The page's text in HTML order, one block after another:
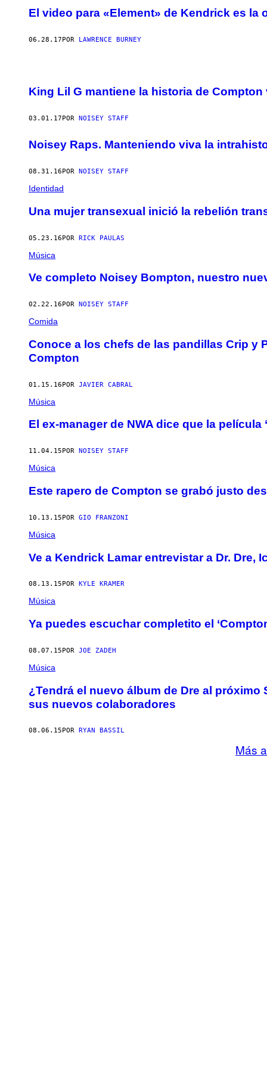
El video para «Element» de Kendrick es la
06.28.17 POR LAWRENCE BURNEY
King Lil G mantiene la historia de Compton
03.01.17POR NOISEY STAFF
Noisey Raps. Manteniendo viva la
08.31.16 POR NOISEY STAFF
Identidad
Una mujer transexual inició la rebelión
05.23.16POR RICK PAULAS
Música
Ve completo Noisey Bompton, nuestro
02.22.16 POR NOISEY STAFF
Comida
Conoce a los chefs de las pandillas Crip y
Compton
01.15.16POR JAVIER CABRAL
Música
El ex-manager de NWA dice que la película
11.04.15 POR NOISEY STAFF
Música
Este rapero de Compton se grabó justo
10.13.15POR GIO FRANZONI
Música
Ve a Kendrick Lamar entrevistar a Dr. Dre,
08.13.15 POR KYLE KRAMER
Música
Ya puedes escuchar completito el
08.07.15POR JOE ZADEH
Música
¿Tendrá el nuevo álbum de Dre al
sus nuevos colaboradores
08.06.15 POR RYAN BASSIL
Más